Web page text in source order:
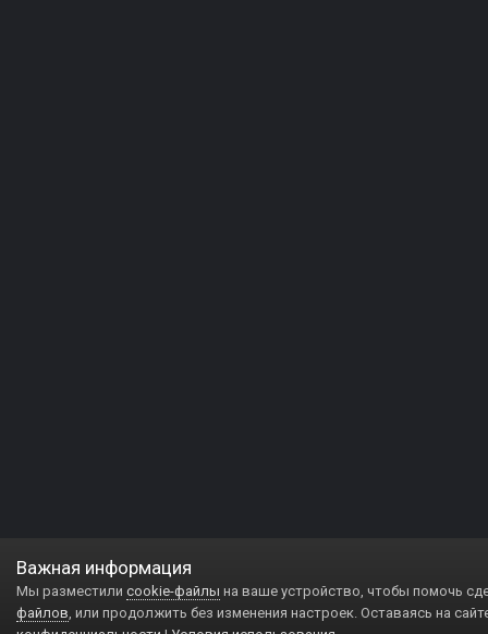
Важная информация
Мы разместили cookie-файлы на ваше устройство, чтобы помочь
файлов, или продолжить без изменения настроек. Оставаясь на